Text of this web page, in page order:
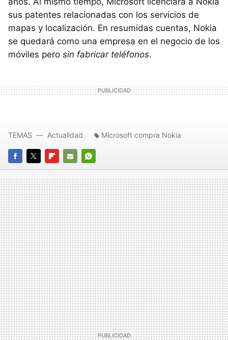
sus patentes relacionadas con los servicios de
mapas y localización. En resumidas cuentas, Nokia
se quedará como una empresa en el negocio de los
móviles pero sin fabricar teléfonos.
FACEBOOK
TWITTERFLIPBOARD
E-
MAIL
WHATSAPP
TEMAS Actualidad Microsoft compra Nokia